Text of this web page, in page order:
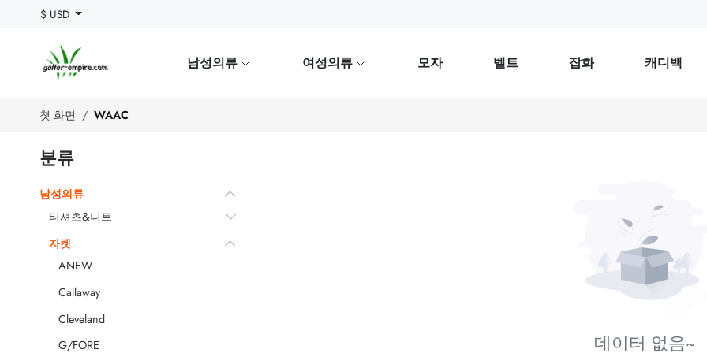
$ USD
남성의류 여성의류 모자 벨트 잡화 캐디백
첫 화면 WAAC
분류
남성의류
티셔츠&니트
자켓
ANEW
Callaway
Cleveland
G/FORE
데이터 없음~